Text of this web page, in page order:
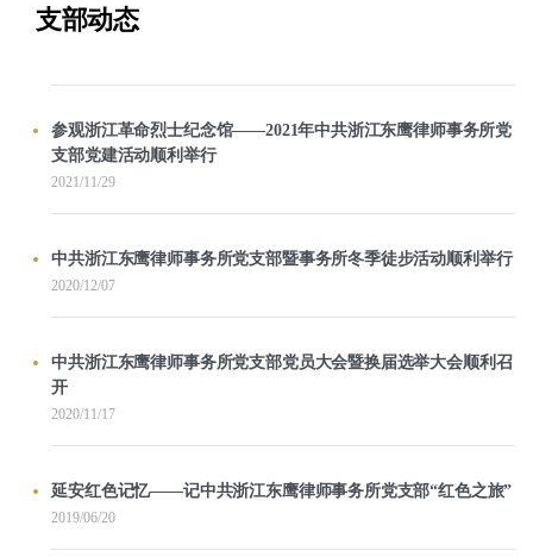
支部动态
参观浙江革命烈士纪念馆——2021年中共浙江东鹰律师事务所党
支部党建活动顺利举行
2021/11/29
中共浙江东鹰律师事务所党支部暨事务所冬季徒步活动顺利举行
2020/12/07
中共浙江东鹰律师事务所党支部党员大会暨换届选举大会顺利召
开
2020/11/17
延安红色记忆——记中共浙江东鹰律师事务所党支部“红色之旅”
2019/06/20